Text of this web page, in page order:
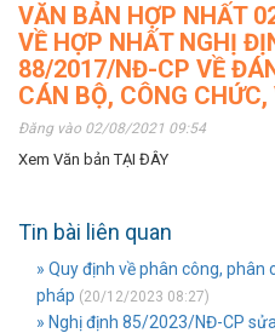
VĂN BẢN HỢP NHẤT
VỀ HỢP NHẤT NGHỊ
88/2017/NĐ-CP VỀ
CÁN BỘ, CÔNG CHỨC,
Đăng vào 02/08/2021 09:54
Xem Văn bản TẠI ĐÂY
Tin bài liên quan
» Quy định về phân công,
pháp (20/12/2023 08:27)
» Nghị định 85/2023/NĐ-CP